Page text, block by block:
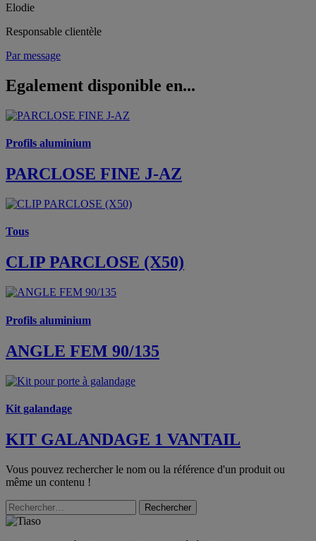
Elodie
Responsable clientèle
Par message
Egalement disponible en...
Profils aluminium
PARCLOSE FINE J-AZ
Tous
CLIP PARCLOSE (X50)
Profils aluminium
ANGLE FEM 90/135
Kit galandage
KIT GALANDAGE 1 VANTAIL
Vous pouvez rechercher le nom ou la référence d'un produit ou
même un contenu !
Rechercher